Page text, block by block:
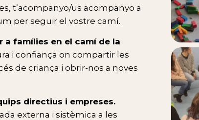
t’acompanyo/us acompanyo a
per seguir el vostre camí.
a famílies en el camí de la
i confiança on compartir les
de criança i obrir-nos a noves
directius i empreses.
externa i sistèmica a les